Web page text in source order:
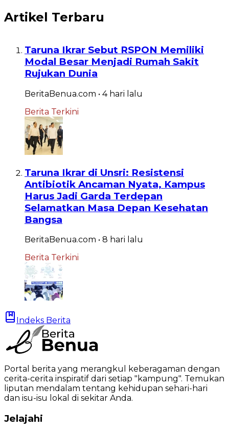
Artikel Terbaru
Taruna Ikrar Sebut RSPON Memiliki
Modal Besar Menjadi Rumah Sakit
Rujukan Dunia
BeritaBenua.com • 4 hari lalu
Berita Terkini
Taruna Ikrar di Unsri: Resistensi
Antibiotik Ancaman Nyata, Kampus
Harus Jadi Garda Terdepan
Selamatkan Masa Depan Kesehatan
Bangsa
BeritaBenua.com • 8 hari lalu
Berita Terkini
Indeks Berita
Portal berita yang merangkul keberagaman dengan
cerita-cerita inspiratif dari setiap "kampung". Temukan
liputan mendalam tentang kehidupan sehari-hari
dan isu-isu lokal di sekitar Anda.
Jelajahi